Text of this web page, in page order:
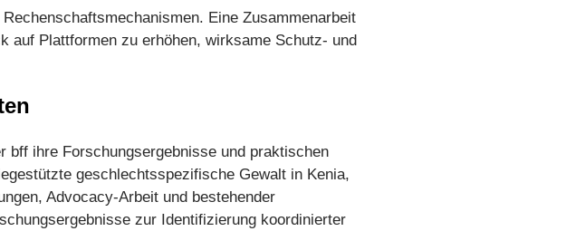
Eine Zusammenarbeit
auf Plattformen zu erhöhen, wirksame Schutz- und
bff ihre Forschungsergebnisse und praktischen
geschlechtsspezifische Gewalt in Kenia,
Advocacy-Arbeit und bestehender
zur Identifizierung koordinierter